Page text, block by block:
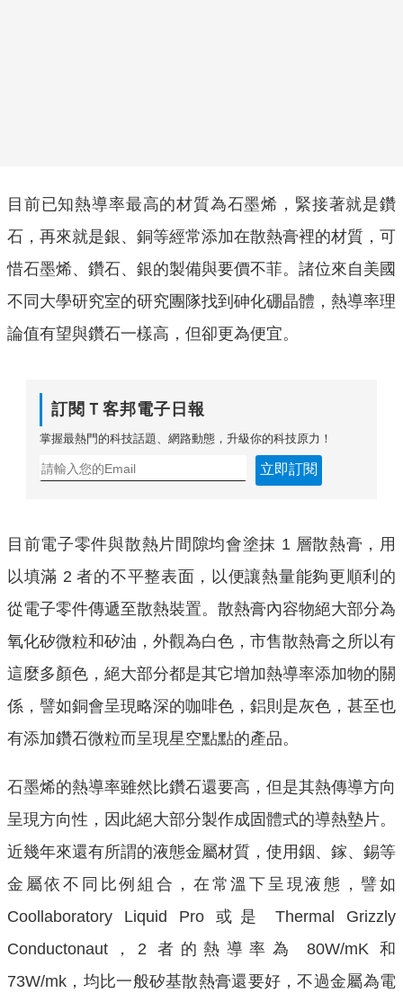
目前已知熱導率最高的材質為石墨烯，緊接著就是鑽
石，再來就是銀、銅等經常添加在散熱膏裡的材質，可
惜石墨烯、鑽石、銀的製備與要價不菲。諸位來自美國
不同大學研究室的研究團隊找到砷化硼晶體，熱導率理
論值有望與鑽石一樣高，但卻更為便宜。
訂閱Ｔ客邦電子日報
掌握最熱門的科技話題、網路動態，升級你的科技原力！
立即訂閱
目前電子零件與散熱片間隙均會塗抹 1 層散熱膏，用
以填滿 2 者的不平整表面，以便讓熱量能夠更順利的
從電子零件傳遞至散熱裝置。散熱膏內容物絕大部分為
氧化矽微粒和矽油，外觀為白色，市售散熱膏之所以有
這麼多顏色，絕大部分都是其它增加熱導率添加物的關
係，譬如銅會呈現略深的咖啡色，鋁則是灰色，甚至也
有添加鑽石微粒而呈現星空點點的產品。
石墨烯的熱導率雖然比鑽石還要高，但是其熱傳導方向
呈現方向性，因此絕大部分製作成固體式的導熱墊片。
近幾年來還有所謂的液態金屬材質，使用銦、鎵、錫等
金屬依不同比例組合，在常溫下呈現液態，譬如
Coollaboratory Liquid Pro 或是 Thermal Grizzly
Conductonaut，2 者的熱導率為 80W/mK 和
73W/mk，均比一般矽基散熱膏還要好，不過金屬為電